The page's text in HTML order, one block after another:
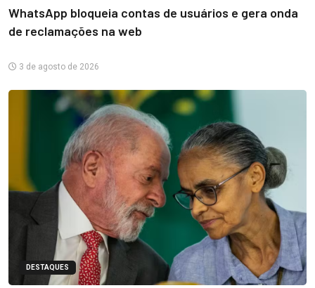
WhatsApp bloqueia contas de usuários e gera onda
de reclamações na web
3 de agosto de 2026
DESTAQUES